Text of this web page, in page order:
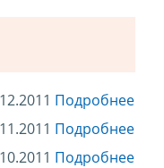
Подробнее
Подробнее
Подробнее